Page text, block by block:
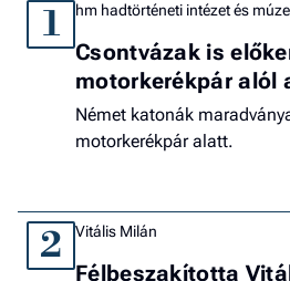
1 hm hadtörténeti intézet és
Csontvázak is
motorkerékpár alól
Német katonák
motorkerékpár alatt.
2 Vitális Milán
Félbeszakította